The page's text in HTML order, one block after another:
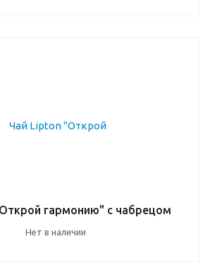
гармонию" с чабрецом
Нет в наличии